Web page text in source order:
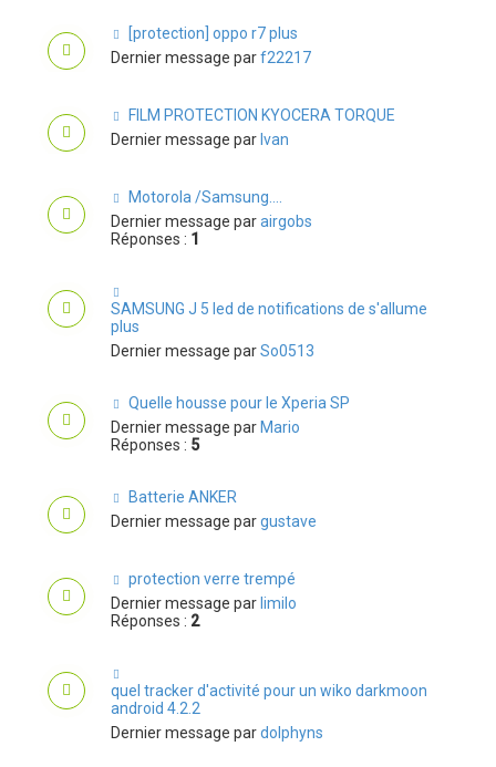
[protection] oppo r7 plus
Dernier message parf22217
FILM PROTECTION KYOCERA TORQUE
Dernier message par Ivan
Motorola /Samsung....
Dernier message parairgobs
Réponses : 1
SAMSUNG J 5 led de notifications de s'allume
plus
Dernier message parSo0513
Quelle housse pour le Xperia SP
Dernier message par Mario
Réponses : 5
Batterie ANKER
Dernier message pargustave
protection verre trempé
Dernier message par limilo
Réponses : 2
quel tracker d'activité pour un wiko darkmoon
android 4.2.2
Dernier message pardolphyns